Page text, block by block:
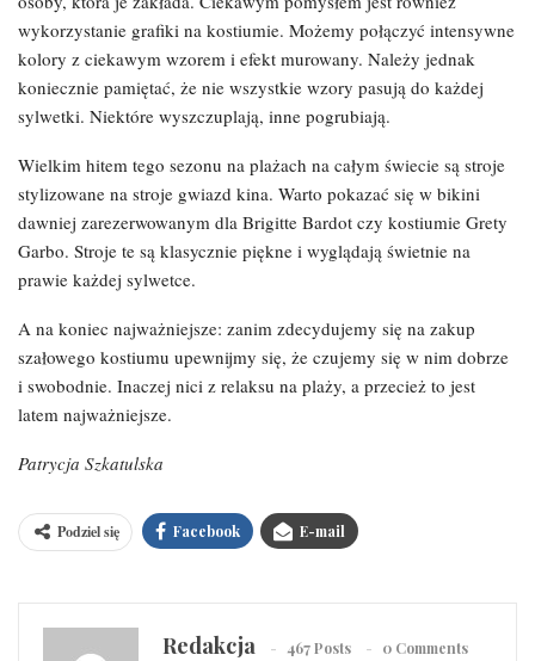
wykorzystanie grafiki na kostiumie. Możemy połączyć intensywne
kolory z ciekawym wzorem i efekt murowany. Należy jednak
koniecznie pamiętać, że nie wszystkie wzory pasują do każdej
sylwetki. Niektóre wyszczuplają, inne pogrubiają.
Wielkim hitem tego sezonu na plażach na całym świecie są stroje
stylizowane na stroje gwiazd kina. Warto pokazać się w bikini
dawniej zarezerwowanym dla Brigitte Bardot czy kostiumie Grety
Garbo. Stroje te są klasycznie piękne i wyglądają świetnie na
prawie każdej sylwetce.
A na koniec najważniejsze: zanim zdecydujemy się na zakup
szałowego kostiumu upewnijmy się, że czujemy się w nim dobrze
i swobodnie. Inaczej nici z relaksu na plaży, a przecież to jest
latem najważniejsze.
Patrycja Szkatulska
Podziel się Facebook E-mail
Redakcja 467 Posts 0 Comments